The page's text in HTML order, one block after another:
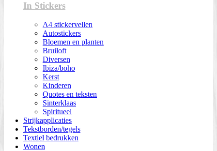
In Stickers
A4 stickervellen
Autostickers
Bloemen en planten
Bruiloft
Diversen
Ibiza/boho
Kerst
Kinderen
Quotes en teksten
Sinterklaas
Spiritueel
Strijkapplicaties
Tekstborden/tegels
Textiel bedrukken
Wonen